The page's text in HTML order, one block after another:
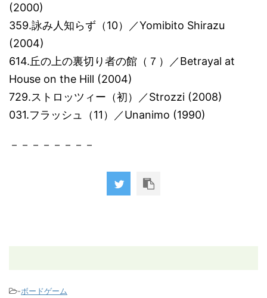
(2000)
359.詠み人知らず（10）／Yomibito Shirazu
(2004)
614.丘の上の裏切り者の館（７）／Betrayal at
House on the Hill (2004)
729.ストロッツィー（初）／Strozzi (2008)
031.フラッシュ（11）／Unanimo (1990)
－－－－－－－－
-ボードゲーム